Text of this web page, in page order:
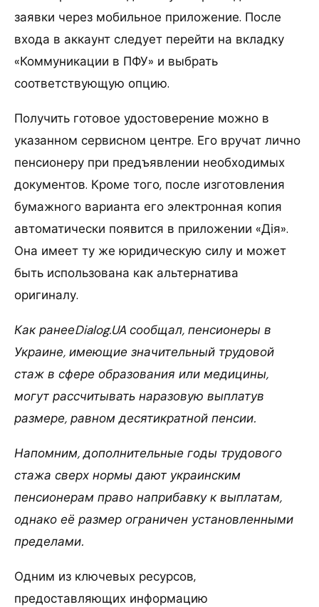
заявки через мобильное приложение. После
входа в аккаунт следует перейти на вкладку
«Коммуникации в ПФУ» и выбрать
соответствующую опцию.
Получить готовое удостоверение можно в
указанном сервисном центре. Его вручат лично
пенсионеру при предъявлении необходимых
документов. Кроме того, после изготовления
бумажного варианта его электронная копия
автоматически появится в приложении «Дія».
Она имеет ту же юридическую силу и может
быть использована как альтернатива
оригиналу.
Как ранееDialog.UA сообщал, пенсионеры в
Украине, имеющие значительный трудовой
стаж в сфере образования или медицины,
могут рассчитывать наразовую выплатув
размере, равном десятикратной пенсии.
Напомним, дополнительные годы трудового
стажа сверх нормы дают украинским
пенсионерам право наприбавку к выплатам,
однако её размер ограничен установленными
пределами.
Одним из ключевых ресурсов,
предоставляющих информацию